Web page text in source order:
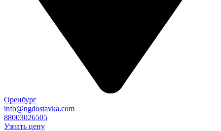
Оренбург
info@ngdostavka.com
88003026505
Узнать цену